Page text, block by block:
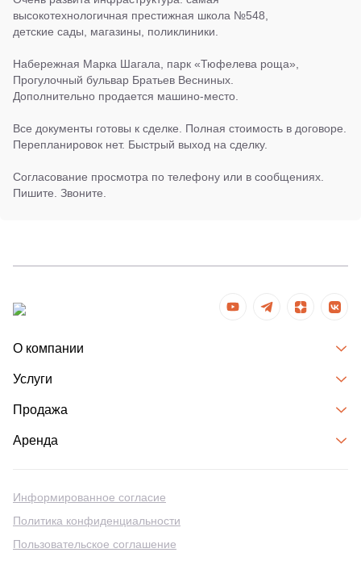
высокотехнологичная престижная школа №548,
детские сады, магазины, поликлиники.
Набережная Марка Шагала, парк «Тюфелева роща»,
Прогулочный бульвар Братьев Весниных.
Дополнительно продается машино-место.
Все документы готовы к сделке. Полная стоимость в договоре.
Перепланировок нет. Быстрый выход на сделку.
Согласование просмотра по телефону или в сообщениях.
Пишите. Звоните.
О компании
Услуги
Продажа
Аренда
Информированное согласие
Политика конфиденциальности
Пользовательское соглашение